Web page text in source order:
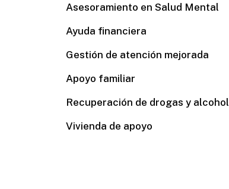
Asesoramiento en Salud Mental
Ayuda financiera
Gestión de atención mejorada
Apoyo familiar
Recuperación de drogas y alcohol
Vivienda de apoyo